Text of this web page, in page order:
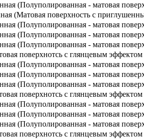
(Полуполированная - матовая
(Матовая поверхность с
(Полуполированная - матовая
(Полуполированная - матовая
(Полуполированная - матовая
поверхнотсь с глянцевым эффектом
(Полуполированная - матовая
(Полуполированная - матовая
(Полуполированная - матовая
поверхнотсь с глянцевым эффектом
(Полуполированная - матовая
(Полуполированная - матовая
(Полуполированная - матовая
поверхнотсь с глянцевым эффектом